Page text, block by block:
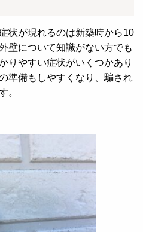
状が現れるのは新築時から10
壁について知識がない方でも
りやすい症状がいくつかあり
準備もしやすくなり、騙され
。